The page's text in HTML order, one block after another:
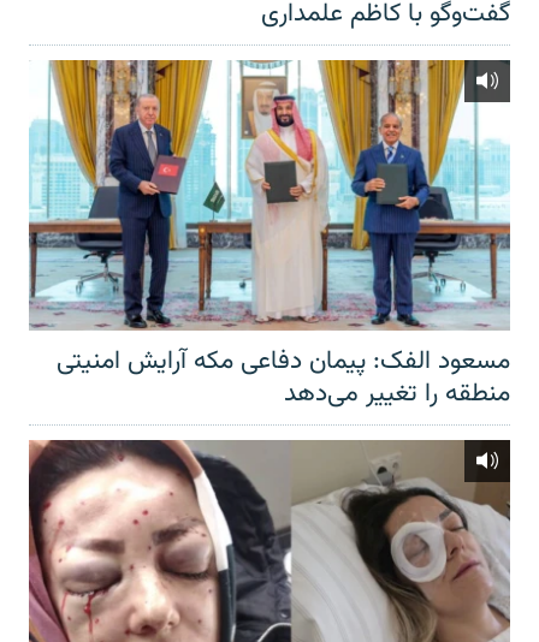
گفت‌‌وگو با کاظم علمداری
مسعود الفک: پیمان دفاعی مکه آرایش امنیتی
منطقه را تغییر می‌دهد